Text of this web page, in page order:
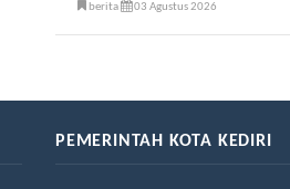
berita 03 Agustus 2026
PEMERINTAH KOTA KEDIRI